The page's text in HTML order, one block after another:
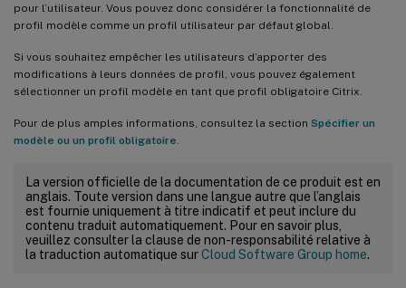
pour l’utilisateur. Vous pouvez donc considérer la fonctionnalité de
profil modèle comme un profil utilisateur par défaut global.
Si vous souhaitez empêcher les utilisateurs d’apporter des
modifications à leurs données de profil, vous pouvez également
sélectionner un profil modèle en tant que profil obligatoire Citrix.
Pour de plus amples informations, consultez la section Spécifier un
modèle ou un profil obligatoire
La version officielle de la documentation de ce produit est en
anglais. Toute version dans une langue autre que l’anglais
est fournie uniquement à titre indicatif et peut inclure du
contenu traduit automatiquement. Pour en savoir plus,
veuillez consulter la clause de non-responsabilité relative à
la traduction automatique surCloud Software Group home.